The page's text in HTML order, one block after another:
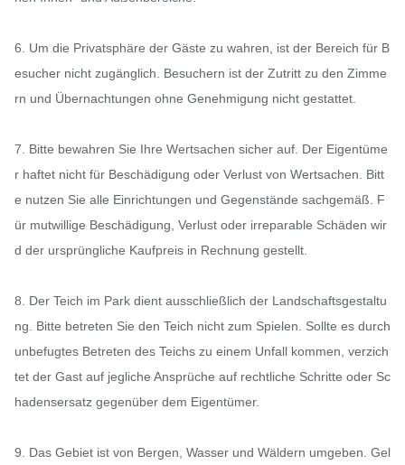
6. Um die Privatsphäre der Gäste zu wahren, ist der Bereich für B
esucher nicht zugänglich. Besuchern ist der Zutritt zu den Zimme
rn und Übernachtungen ohne Genehmigung nicht gestattet.
7. Bitte bewahren Sie Ihre Wertsachen sicher auf. Der Eigentüme
r haftet nicht für Beschädigung oder Verlust von Wertsachen. Bitt
e nutzen Sie alle Einrichtungen und Gegenstände sachgemäß. F
ür mutwillige Beschädigung, Verlust oder irreparable Schäden wir
d der ursprüngliche Kaufpreis in Rechnung gestellt.
8. Der Teich im Park dient ausschließlich der Landschaftsgestaltu
ng. Bitte betreten Sie den Teich nicht zum Spielen. Sollte es durch
unbefugtes Betreten des Teichs zu einem Unfall kommen, verzich
tet der Gast auf jegliche Ansprüche auf rechtliche Schritte oder Sc
hadensersatz gegenüber dem Eigentümer.
9. Das Gebiet ist von Bergen, Wasser und Wäldern umgeben. Gel